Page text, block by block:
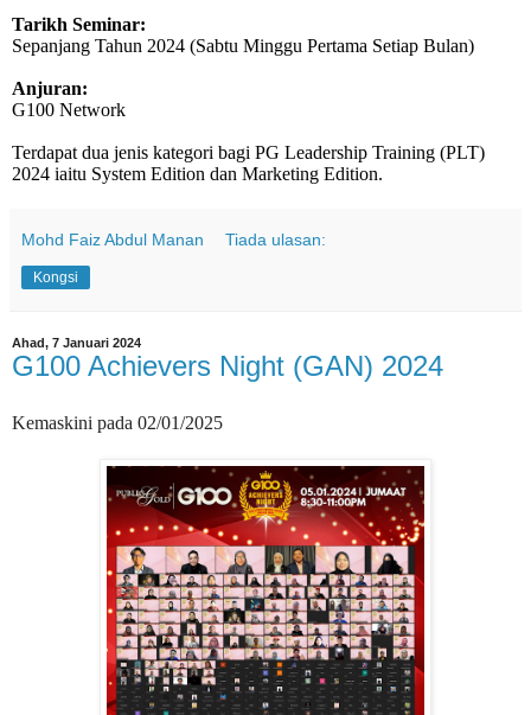
Tarikh Seminar:
Sepanjang Tahun 2024 (Sabtu Minggu Pertama Setiap Bulan)
Anjuran:
G100 Network
Terdapat dua jenis kategori bagi PG Leadership Training (PLT)
2024 iaitu System Edition dan Marketing Edition.
Mohd Faiz Abdul Manan Tiada ulasan:
Kongsi
Ahad, 7 Januari 2024
G100 Achievers Night (GAN) 2024
Kemaskini pada 02/01/2025